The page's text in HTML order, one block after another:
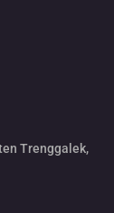
Trenggalek,